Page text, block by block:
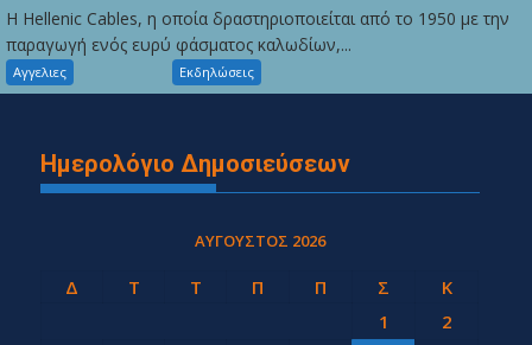
Η Hellenic Cables, η οποία δραστηριοποιείται από το 1950 με την
παραγωγή ενός ευρύ φάσματος καλωδίων,...
Αγγελιες Εκδηλώσεις
Ημερολόγιο Δημοσιεύσεων
ΑΎΓΟΥΣΤΟΣ 2026
Δ Τ Τ Π Π Σ
Κ
1
2